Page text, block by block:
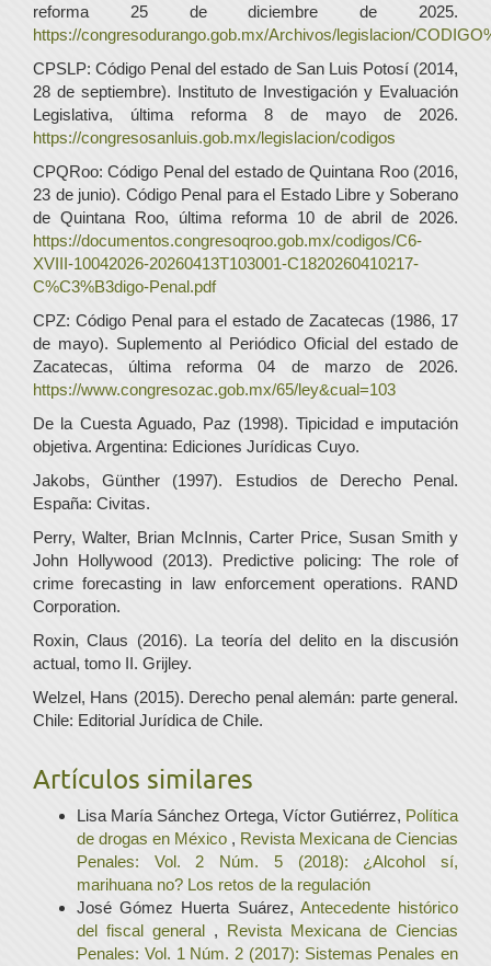
reforma 25 de diciembre de 2025.
https://congresodurango.gob.mx/Archivos/legislacion/
CPSLP: Código Penal del estado de San Luis Potosí (2014,
28 de septiembre). Instituto de Investigación y Evaluación
Legislativa, última reforma 8 de mayo de 2026.
https://congresosanluis.gob.mx/legislacion/codigos
CPQRoo: Código Penal del estado de Quintana Roo (2016,
23 de junio). Código Penal para el Estado Libre y Soberano
de Quintana Roo, última reforma 10 de abril de 2026.
https://documentos.congresoqroo.gob.mx/codigos/C6-
XVIII-10042026-20260413T103001-C1820260410217-
C%C3%B3digo-Penal.pdf
CPZ: Código Penal para el estado de Zacatecas (1986, 17
de mayo). Suplemento al Periódico Oficial del estado de
Zacatecas, última reforma 04 de marzo de 2026.
https://www.congresozac.gob.mx/65/ley&cual=103
De la Cuesta Aguado, Paz (1998). Tipicidad e imputación
objetiva. Argentina: Ediciones Jurídicas Cuyo.
Jakobs, Günther (1997). Estudios de Derecho Penal.
España: Civitas.
Perry, Walter, Brian McInnis, Carter Price, Susan Smith y
John Hollywood (2013). Predictive policing: The role of
crime forecasting in law enforcement operations. RAND
Corporation.
Roxin, Claus (2016). La teoría del delito en la discusión
actual, tomo II. Grijley.
Welzel, Hans (2015). Derecho penal alemán: parte general.
Chile: Editorial Jurídica de Chile.
Artículos similares
Lisa María Sánchez Ortega, Víctor Gutiérrez, Política
de drogas en México , Revista Mexicana de Ciencias
Penales: Vol. 2 Núm. 5 (2018): ¿Alcohol sí,
marihuana no? Los retos de la regulación
José Gómez Huerta Suárez, Antecedente histórico
del fiscal general , Revista Mexicana de Ciencias
Penales: Vol. 1 Núm. 2 (2017): Sistemas Penales en